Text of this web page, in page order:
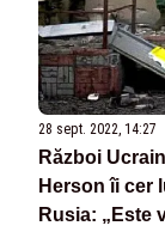
28 sept. 2022, 14:27
Război
Herson îi cer
Rusia: „Este